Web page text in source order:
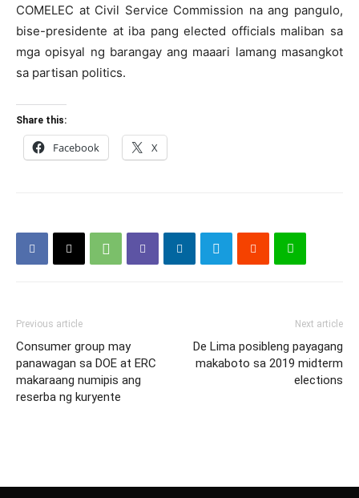
COMELEC at Civil Service Commission na ang pangulo,
bise-presidente at iba pang elected officials maliban sa
mga opisyal ng barangay ang maaari lamang masangkot
sa partisan politics.
Share this:
Facebook X
Previous article
Consumer group may
panawagan sa DOE at ERC
makaraang numipis ang
reserba ng kuryente
Next article
De Lima posibleng payagang
makaboto sa 2019 midterm
elections